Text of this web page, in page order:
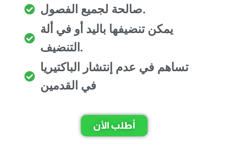
صالحة لجميع الفصول.
يمكن تنضيفها باليد أو في ألة
التنضيف.
تساهم في عدم إنتشار الباكتيريا
في القدمين
أطلب الأن